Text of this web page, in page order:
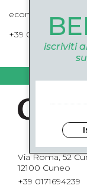
+39 0171694239
Via Roma, 52
12100 Cuneo
+39 0171694239
iscriviti